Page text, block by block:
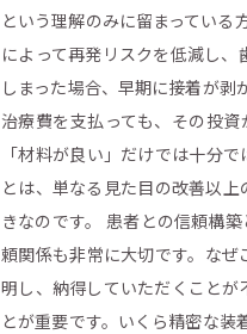
という理解のみに留まってい
によって再発リスクを低減し
しまった場合、早期に接着が
治療費を支払っても、その投
「材料が良い」だけでは十分
とは、単なる見た目の改善以
きなのです。 患者との信頼構
頼関係も非常に大切です。な
明し、納得していただくこと
とが重要です。いくら精密な